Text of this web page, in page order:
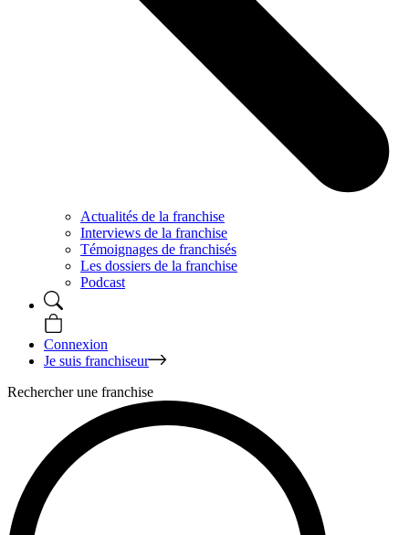
Actualités de la franchise
Interviews de la franchise
Témoignages de franchisés
Les dossiers de la franchise
Podcast
Connexion
Je suis franchiseur
Rechercher une franchise